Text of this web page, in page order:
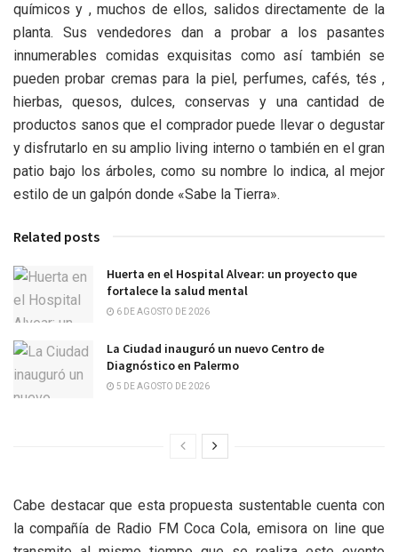
químicos y , muchos de ellos, salidos directamente de la
planta. Sus vendedores dan a probar a los pasantes
innumerables comidas exquisitas como así también se
pueden probar cremas para la piel, perfumes, cafés, tés ,
hierbas, quesos, dulces, conservas y una cantidad de
productos sanos que el comprador puede llevar o degustar
y disfrutarlo en su amplio living interno o también en el gran
patio bajo los árboles, como su nombre lo indica, al mejor
estilo de un galpón donde «Sabe la Tierra».
Related posts
Huerta en el Hospital Alvear: un proyecto que
fortalece la salud mental
6 DE AGOSTO DE 2026
La Ciudad inauguró un nuevo Centro de
Diagnóstico en Palermo
5 DE AGOSTO DE 2026
Cabe destacar que esta propuesta sustentable cuenta con
la compañía de Radio FM Coca Cola, emisora on line que